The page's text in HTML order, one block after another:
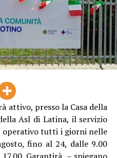
attivo, presso la Casa della
Asl di Latina, il servizio
operativo tutti i giorni nelle
fino al 24, dalle 9.00
Garantirà – spiegano